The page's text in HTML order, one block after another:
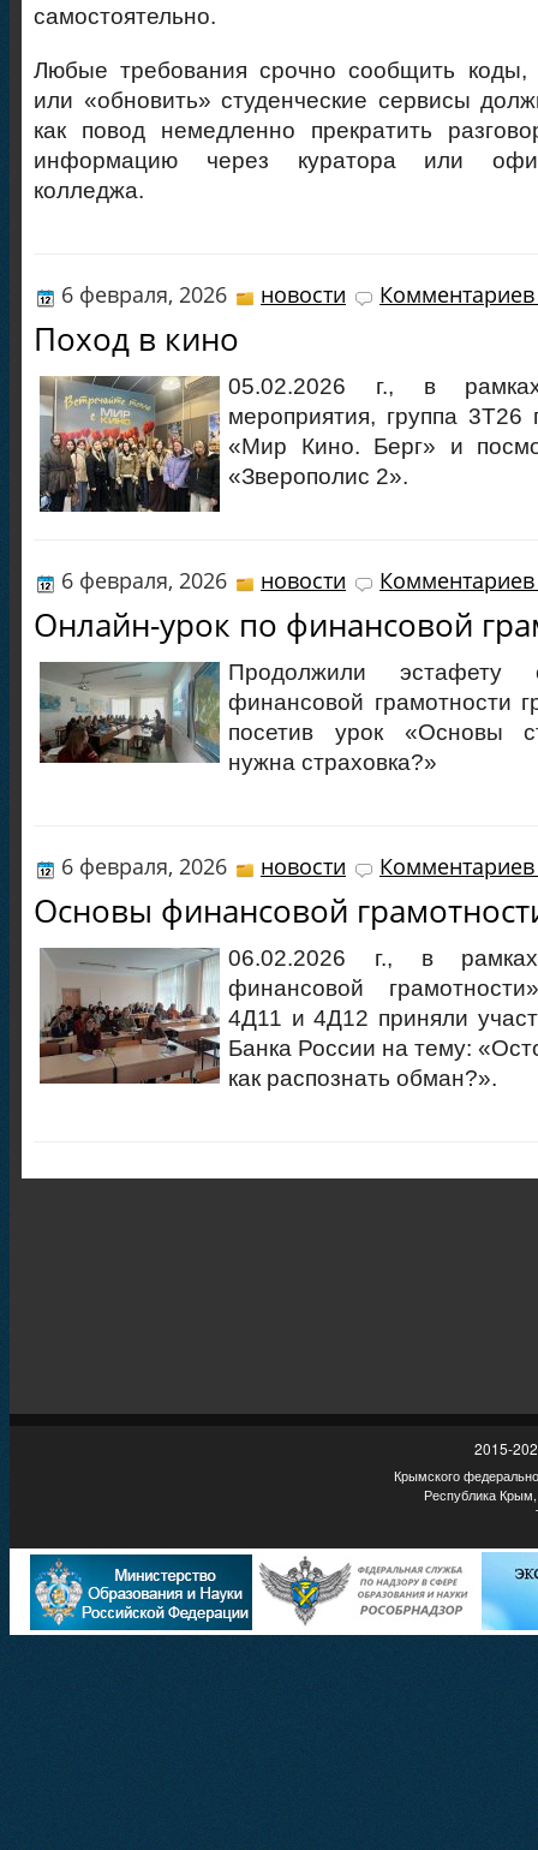
самостоятельно.
Любые требования срочно сообщить коды,
или «обновить» студенческие сервисы
как повод немедленно прекратить
информацию через куратора или
колледжа.
6 февраля, 2026 новости Комментариев
Поход в кино
05.02.2026 г., в рамках
мероприятия, группа 3Т26
«Мир Кино. Берг» и
«Зверополис 2».
6 февраля, 2026 новости Комментариев
Онлайн-урок по финансовой
Продолжили эстафету
финансовой грамотности
посетив урок «Основы
нужна страховка?»
6 февраля, 2026 новости Комментариев
Основы финансовой
06.02.2026 г., в
финансовой
4Д11 и 4Д12 приняли
Банка России на тему:
как распознать обман?».
2015-
Крымского
Республика